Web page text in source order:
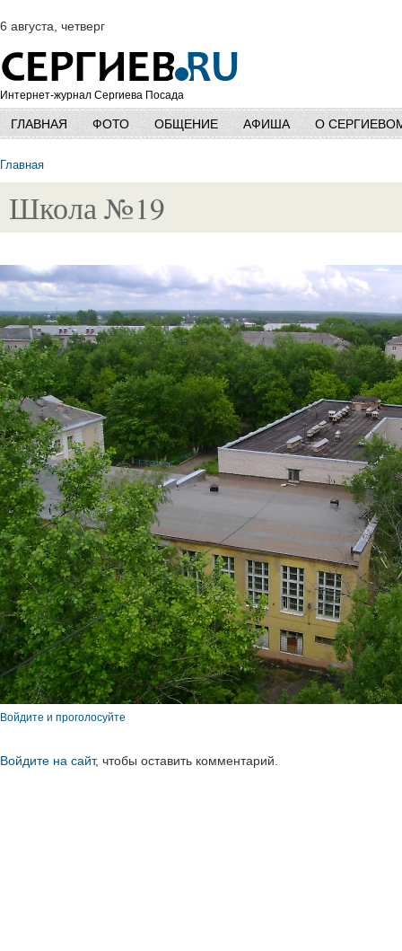
6 августа, четверг
Интернет-журнал Сергиева Посада
ГЛАВНАЯ ФОТО ОБЩЕНИЕ АФИША О
Главная
Школа №19
Войдите и проголосуйте
Войдите на сайт, чтобы оставить комментарий.